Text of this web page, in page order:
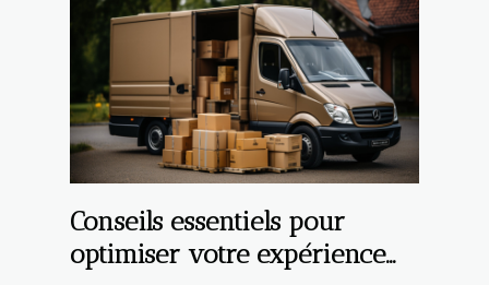
Conseils essentiels pour
optimiser votre expérience